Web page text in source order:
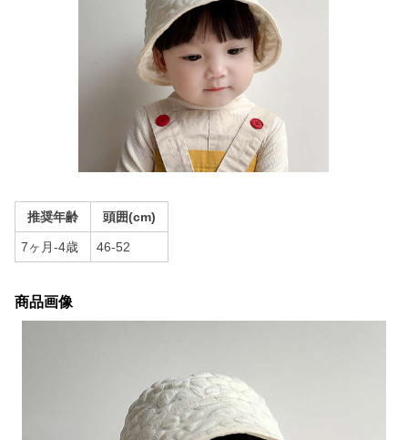
推奨年齢 頭囲(cm)
7ヶ月-4歳 46-52
商品画像